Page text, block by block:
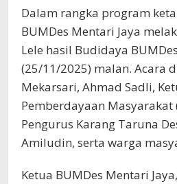
Dalam rangka program
BUMDes Mentari Jaya
Lele hasil Budidaya
(25/11/2025) malan. Acara
Mekarsari, Ahmad Sadli,
Pemberdayaan Masyarakat
Pengurus Karang Taruna
Amiludin, serta warga
Ketua BUMDes Mentari